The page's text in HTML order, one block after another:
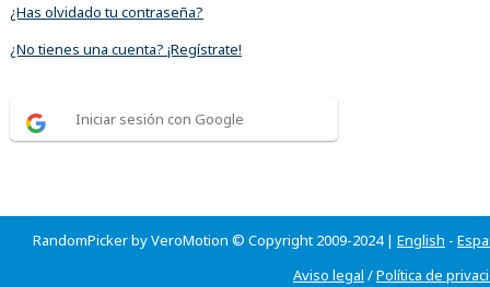
¿Has olvidado tu contraseña?
¿No tienes una cuenta? ¡Regístrate!
Iniciar sesión con Google
RandomPicker by VeroMotion © Copyright 2009-2024 | English -
Aviso legal /Política de